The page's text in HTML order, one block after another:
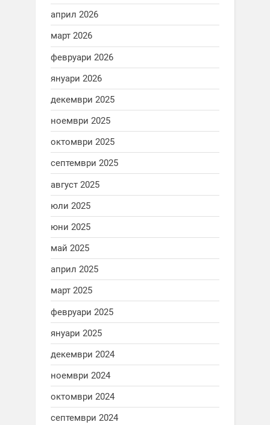
април 2026
март 2026
февруари 2026
януари 2026
декември 2025
ноември 2025
октомври 2025
септември 2025
август 2025
юли 2025
юни 2025
май 2025
април 2025
март 2025
февруари 2025
януари 2025
декември 2024
ноември 2024
октомври 2024
септември 2024